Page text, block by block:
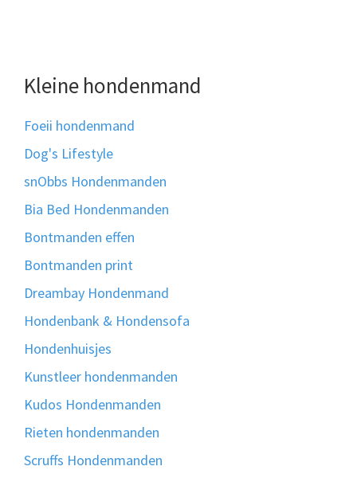
Kleine hondenmand
Foeii hondenmand
Dog's Lifestyle
snObbs Hondenmanden
Bia Bed Hondenmanden
Bontmanden effen
Bontmanden print
Dreambay Hondenmand
Hondenbank & Hondensofa
Hondenhuisjes
Kunstleer hondenmanden
Kudos Hondenmanden
Rieten hondenmanden
Scruffs Hondenmanden